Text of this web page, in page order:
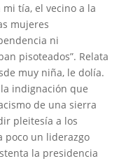
tía, el vecino a la
mujeres
ni
pisoteados”. Relata
muy niña, le dolía.
indignación que
de una sierra
pleitesía a los
poco un liderazgo
la presidencia